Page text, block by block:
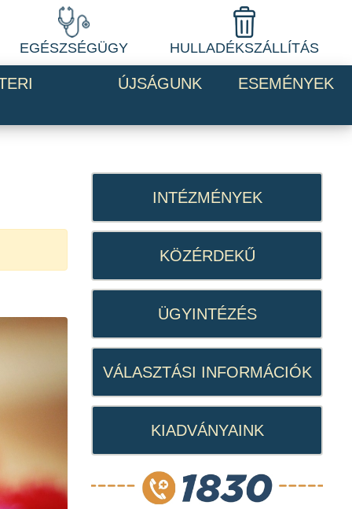
EGÉSZSÉGÜGY HULLADÉKSZÁLLÍTÁS
ÚJSÁGUNK ESEMÉNYEK
INTÉZMÉNYEK
KÖZÉRDEKŰ
ÜGYINTÉZÉS
VÁLASZTÁSI INFORMÁCIÓK
KIADVÁNYAINK